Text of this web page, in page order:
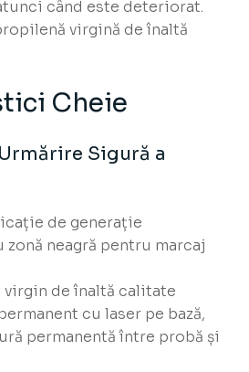
când este deteriorat.
virgină de înaltă
Cheie
Sigură a
de generație
zonă neagră pentru marcaj
virgin de înaltă calitate
cu laser pe bază,
permanentă între probă și